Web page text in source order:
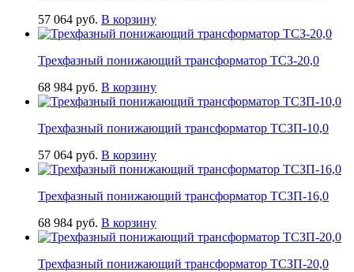
57 064 руб. В корзину
Трехфазный понижающий трансформатор ТСЗ-20,0
68 984 руб. В корзину
Трехфазный понижающий трансформатор ТСЗП-10,0
57 064 руб. В корзину
Трехфазный понижающий трансформатор ТСЗП-16,0
68 984 руб. В корзину
Трехфазный понижающий трансформатор ТСЗП-20,0